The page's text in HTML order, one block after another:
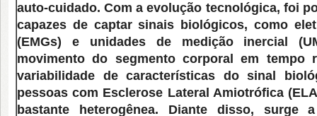
auto-cuidado. Com a evolução tecnológica, foi
capazes de captar sinais biológicos, como
(EMGs) e unidades de medição inercial
movimento do segmento corporal em tempo
variabilidade de características do sinal
pessoas com Esclerose Lateral Amiotrófica
bastante heterogênea. Diante disso, surge